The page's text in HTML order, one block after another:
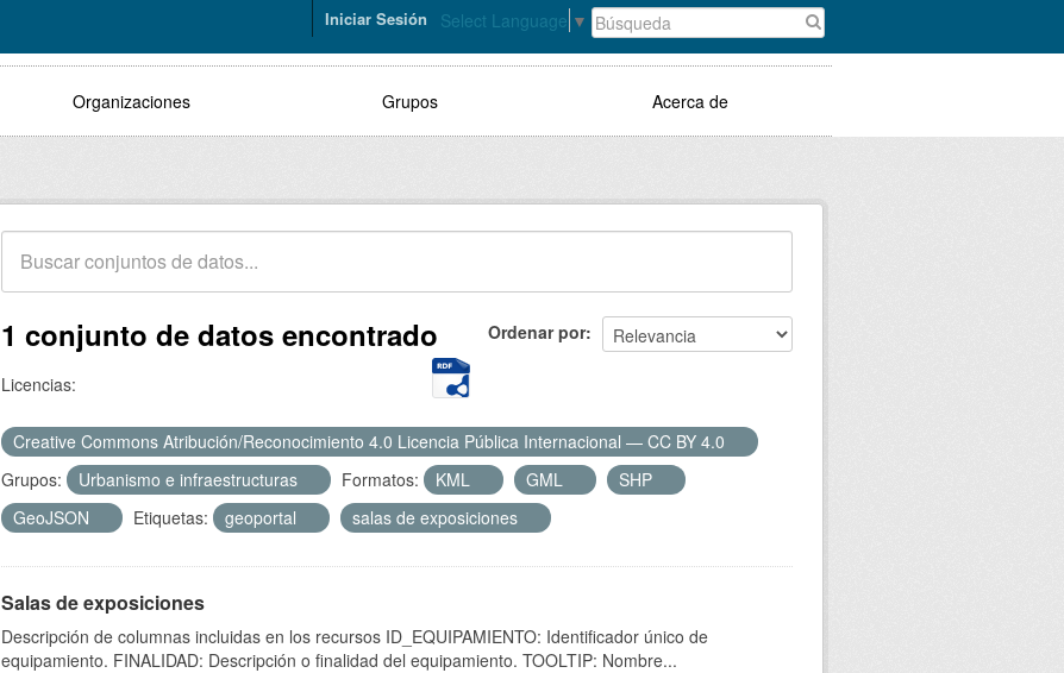
Select Language ▼
Iniciar Sesión
Organizaciones Grupos Acerca de
Ordenar por
1 conjunto de datos encontrado
Licencias:
Creative Commons Atribución/Reconocimiento 4.0 Licencia Pública Internacional — CC BY 4.0
Grupos:
Urbanismo e infraestructuras Formatos: KML GML
SHP
GeoJSON
Etiquetas: geoportal salas de exposiciones
Salas de exposiciones
Descripción de columnas incluidas en los recursos ID_EQUIPAMIENTO: Identificador único de
equipamiento. FINALIDAD: Descripción o finalidad del equipamiento. TOOLTIP: Nombre...